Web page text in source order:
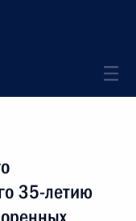
35-летию